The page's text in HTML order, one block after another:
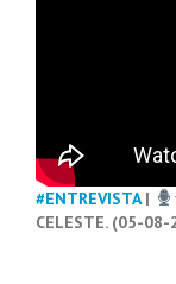
#ENTREVISTA|
CELESTE. (05-08-